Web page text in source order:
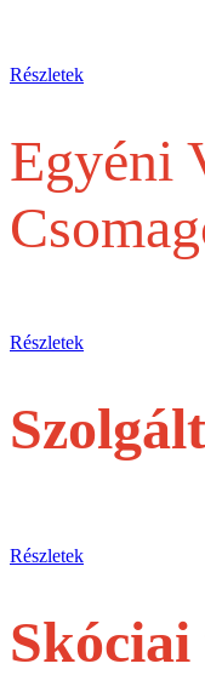
Részletek
Egyéni
Részletek
Részletek